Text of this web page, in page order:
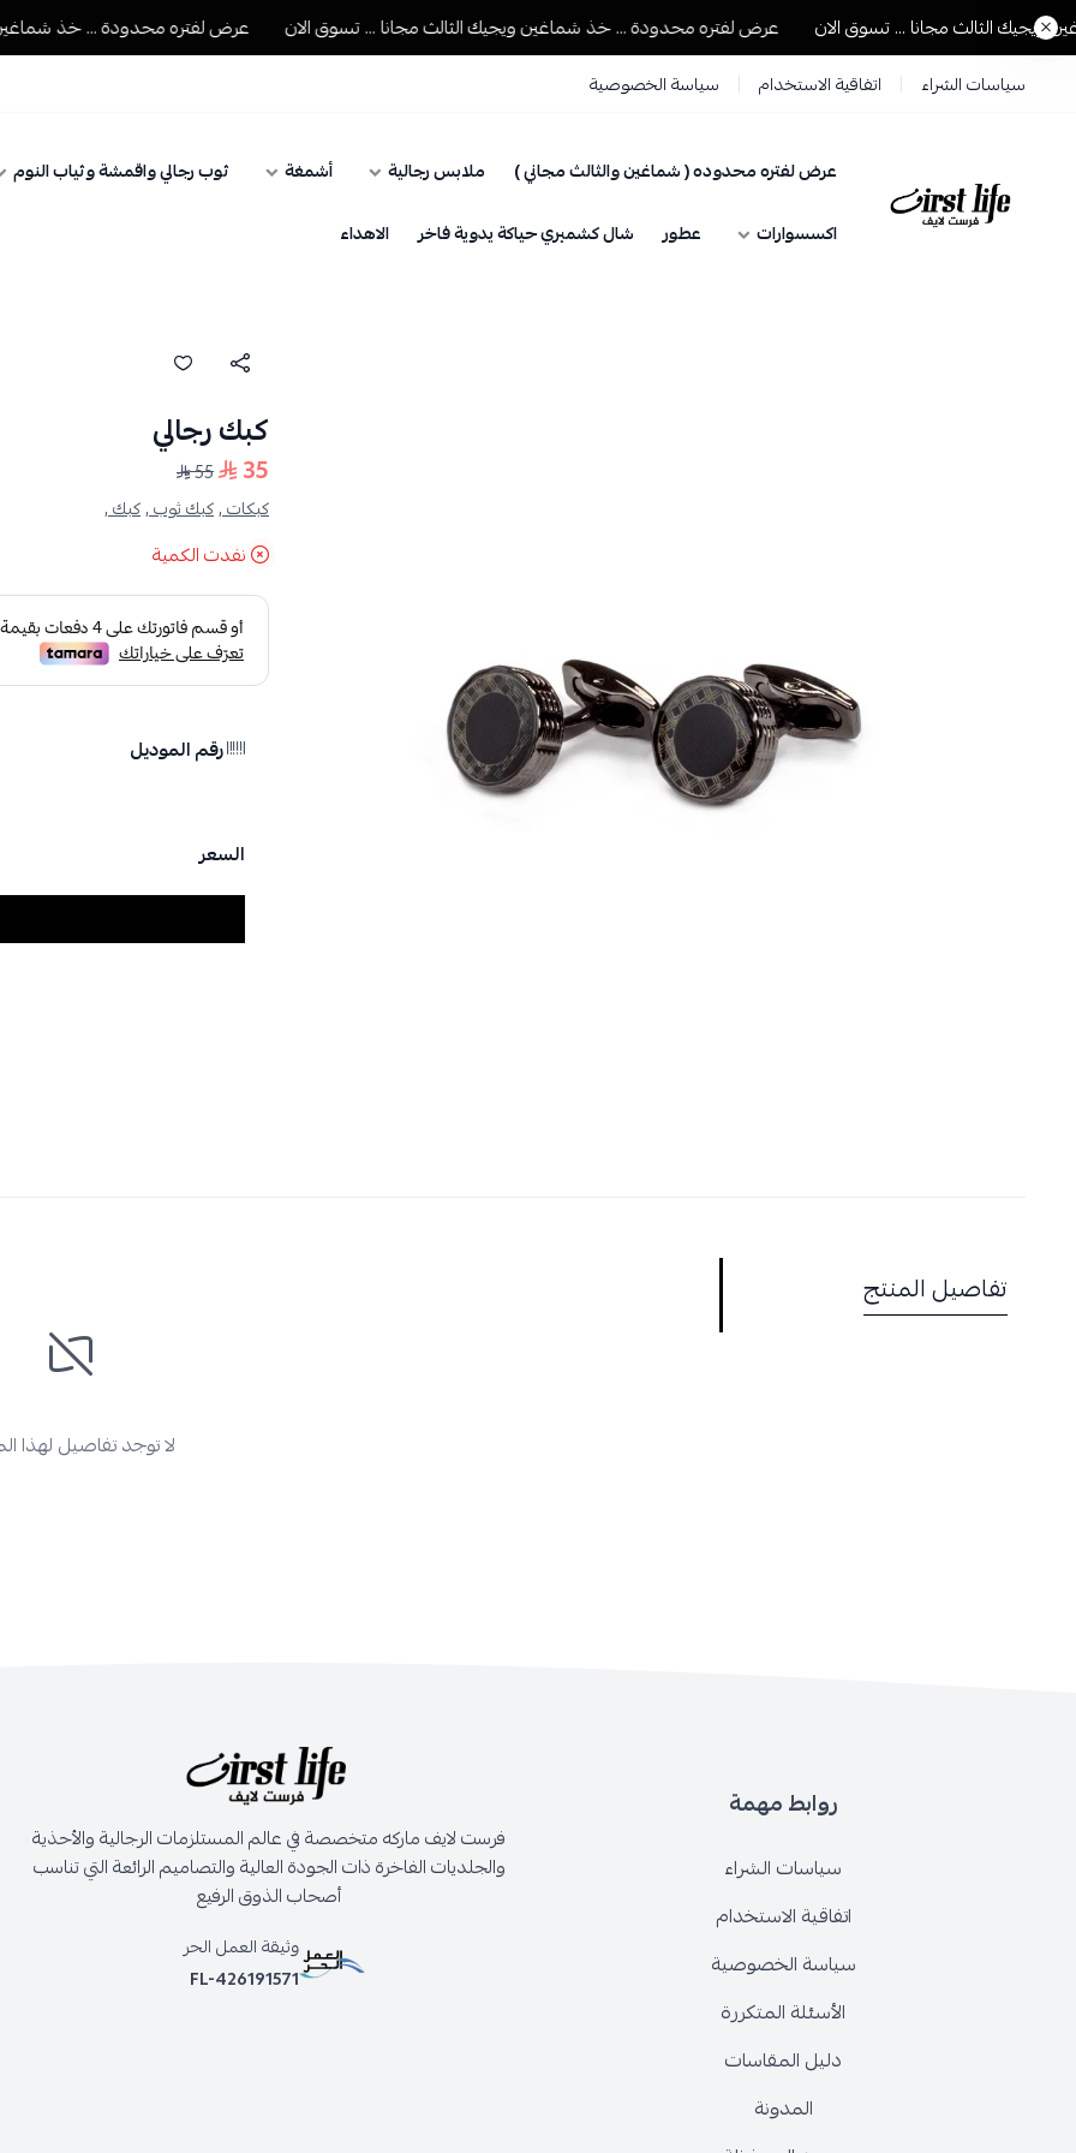
الثالث مجانا ... تسوق الان عرض لفتره محدودة ... خذ شماغين ويجيك الثالث مجانا ... تسوق الان عرض لفتره محدودة ... خذ شماغين
سياسات الشراء اتفاقية الاستخدام سياسة الخصوصية
فرست لايف للمستلزمات الرجالية
عرض لفتره محدوده ( شماغين والثالث مجاني ) ملابس رجالية أشمغة
ثوب رجالي واقمشة وثياب النوم
اكسسوارات
عطور شال كشميري حياكة يدوية فاخر الاهداء
كبك رجالي
35
55
كبكات ,كبك ثوب ,كبك ,
نفدت الكمية
رقم الموديل
السعر
تفاصيل المنتج
لا توجد تفاصيل لهذا
روابط مهمة
سياسات الشراء
اتفاقية الاستخدام
سياسة الخصوصية
الأسئلة المتكررة
دليل المقاسات
المدونة
فرست لايف ماركه متخصصة في عالم المستلزمات الرجالية والأحذية
والجلديات الفاخرة ذات الجودة العالية والتصاميم الرائعة التي تناسب
أصحاب الذوق الرفيع
وثيقة العمل الحر
FL-426191571